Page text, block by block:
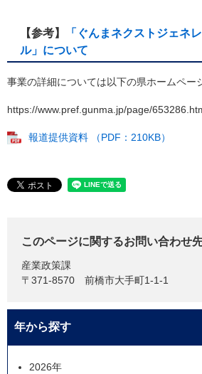
【参考】
「ぐんまネクストジェネ
ル」について
事業の詳細については以下の県ホームペー
https://www.pref.gunma.jp/page/
報道提供資料 （PDF：210KB）
このページに関するお問い合わせ
産業政策課
〒371-8570
前橋市大手町1-1-1
年から探す
2026年